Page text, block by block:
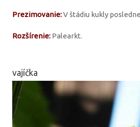
Prezimovanie:V štádiu kukly
Rozšírenie: Palearkt.
vajíčka